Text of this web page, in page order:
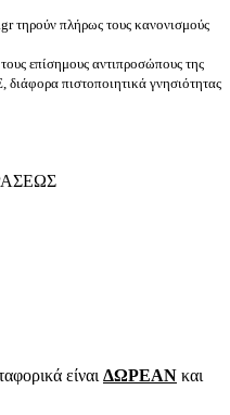
πλήρως τους κανονισμούς
επίσημους αντιπροσώπους της
πιστοποιητικά γνησιότητας
είναιΔΩΡΕΑΝ και